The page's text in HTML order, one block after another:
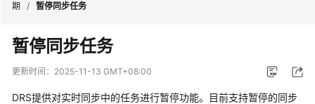
最
新
动
期
/ 暂停同步任务
暂停同步任务
更新时间： 2025-11-13 GMT+08:00
DRS提供对实时同步中的任务进行暂停功能。目前支持暂停的同步